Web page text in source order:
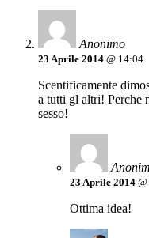
Anonimo
23 Aprile 2014 @ 14:04
Scentificamente
a tutti gl altri! Perche
sesso!
23 Aprile 2014
Ottima idea!